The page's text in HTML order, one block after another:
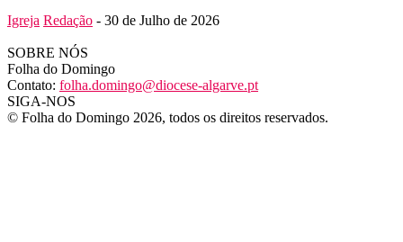
Igreja Redação - 30 de Julho de 2026
SOBRE NÓS
Folha do Domingo
Contato: folha.domingo@diocese-algarve.pt
SIGA-NOS
© Folha do Domingo 2026, todos os direitos reservados.